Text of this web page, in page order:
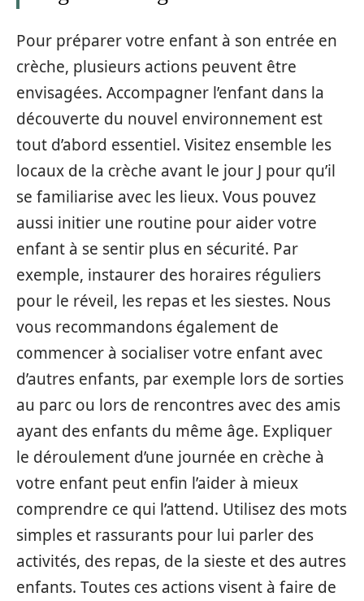
Pour préparer votre enfant à son entrée en
crèche, plusieurs actions peuvent être
envisagées. Accompagner l’enfant dans la
découverte du nouvel environnement est
tout d’abord essentiel. Visitez ensemble les
locaux de la crèche avant le jour J pour qu’il
se familiarise avec les lieux. Vous pouvez
aussi initier une routine pour aider votre
enfant à se sentir plus en sécurité. Par
exemple, instaurer des horaires réguliers
pour le réveil, les repas et les siestes. Nous
vous recommandons également de
commencer à socialiser votre enfant avec
d’autres enfants, par exemple lors de sorties
au parc ou lors de rencontres avec des amis
ayant des enfants du même âge. Expliquer
le déroulement d’une journée en crèche à
votre enfant peut enfin l’aider à mieux
comprendre ce qui l’attend. Utilisez des mots
simples et rassurants pour lui parler des
activités, des repas, de la sieste et des autres
enfants. Toutes ces actions visent à faire de